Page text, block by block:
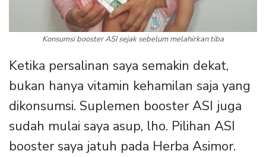
Konsumsi booster ASI sejak sebelum melahirkan tiba
Ketika persalinan saya semakin dekat,
bukan hanya vitamin kehamilan saja yang
dikonsumsi. Suplemen booster ASI juga
sudah mulai saya asup, lho. Pilihan ASI
booster saya jatuh pada Herba Asimor.